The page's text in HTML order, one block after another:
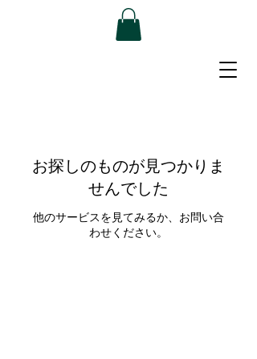
お探しのものが見つかりま
せんでした
他のサービスを見てみるか、お問い合
わせください。